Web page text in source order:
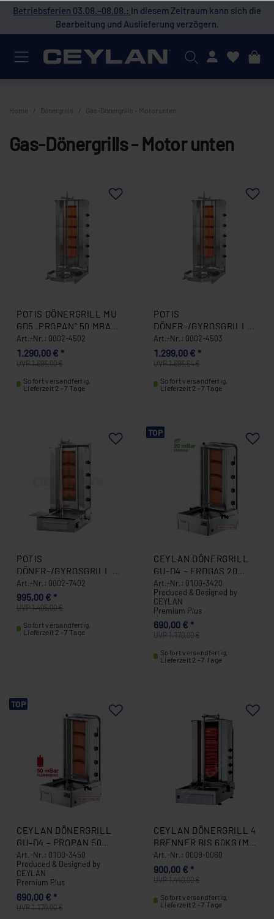
Betriebsferien 03.08.–08.08.: In diesem Zeitraum kann sich die
Bearbeitung und Auslieferung verzögern.
Mein Konto
Home Dönergrills Gas-Dönergrills - Motor unten
Gas-Dönergrills - Motor unten
POTIS DÖNERGRILL MU
GD5 „PROPAN“ 50 MBAR
0002-4502
Art.-Nr.: 0002-4502
UVP 1.696,00 €
1.290,00 € *
Sofort versandfertig,
Lieferzeit 2 -7 Tage
POTIS
DÖNER-/GYROSGRILL
MU GD5 „ERDGAS“ 20
MBAR 0002-4503
Art.-Nr.: 0002-4503
UVP 1.696,64 €
1.299,00 € *
Sofort versandfertig,
Lieferzeit 2 -7 Tage
POTIS
DÖNER-/GYROSGRILL F
GD4 „PROPAN“ 50 MBAR
0002-7402
Art.-Nr.: 0002-7402
UVP 1.405,00 €
995,00 € *
Sofort versandfertig,
Lieferzeit 2 -7 Tage
TOP
CEYLAN DÖNERGRILL
GU-D4 – ERDGAS 20
MBAR 0100-3420
Art.-Nr.: 0100-3420
Produced & Designed by
CEYLAN
Premium Plus
UVP 1.170,00 €
690,00 € *
Sofort versandfertig,
Lieferzeit 2 -7 Tage
TOP
CEYLAN DÖNERGRILL
GU-D4 – PROPAN 50
MBAR 0100-3450
Art.-Nr.: 0100-3450
Produced & Designed by
CEYLAN
Premium Plus
UVP 1.170,00 €
690,00 € *
CEYLAN DÖNERGRILL 4
BRENNER BIS 60KG (M-
171) VERKAUF NUR
NRW 0009-0060
Art.-Nr.: 0009-0060
UVP 1.440,00 €
900,00 € *
Sofort versandfertig,
Lieferzeit 2 -7 Tage